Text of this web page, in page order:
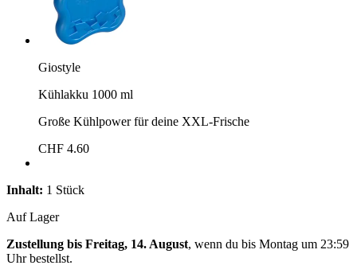
Giostyle
Kühlakku 1000 ml
Große Kühlpower für deine XXL-Frische
CHF 4.60
Inhalt: 1 Stück
Auf Lager
Zustellung bis Freitag, 14. August, wenn du bis Montag um 23:59
Uhrbestellst.